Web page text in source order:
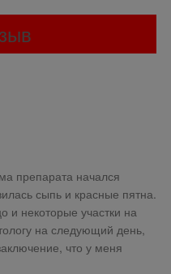
препарата начался
сыпь и красные пятна.
и некоторые участки на
на следующий день,
что у меня